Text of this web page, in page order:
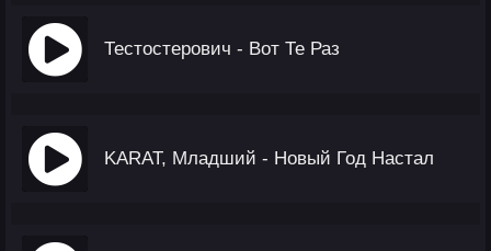
Тестостерович - Вот Те Раз
KARAT, Младший - Новый Год Настал